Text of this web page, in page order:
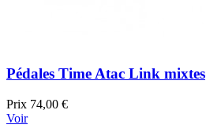
Pédales Time Atac Link mixtes
Prix 74,00 €
Voir